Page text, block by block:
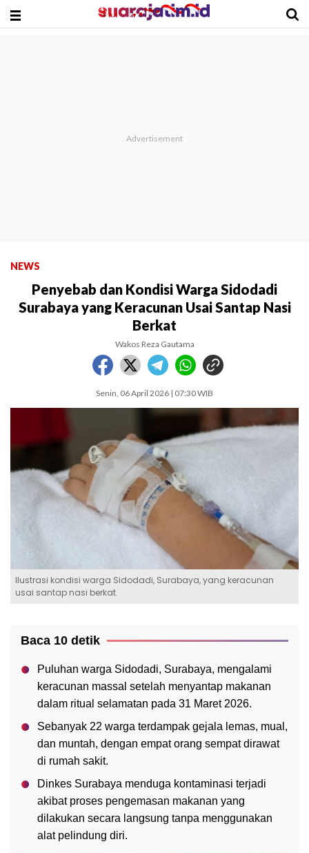
NEWS
Penyebab dan Kondisi Warga Sidodadi
Surabaya yang Keracunan Usai Santap Nasi
Berkat
Wakos Reza Gautama
Senin, 06 April 2026 | 07:30 WIB
Ilustrasi kondisi warga Sidodadi, Surabaya, yang keracunan
usai santap nasi berkat.
Baca 10 detik
Puluhan warga Sidodadi, Surabaya, mengalami
keracunan massal setelah menyantap makanan
dalam ritual selamatan pada 31 Maret 2026.
Sebanyak 22 warga terdampak gejala lemas, mual,
dan muntah, dengan empat orang sempat dirawat
di rumah sakit.
Dinkes Surabaya menduga kontaminasi terjadi
akibat proses pengemasan makanan yang
dilakukan secara langsung tanpa menggunakan
alat pelindung diri.